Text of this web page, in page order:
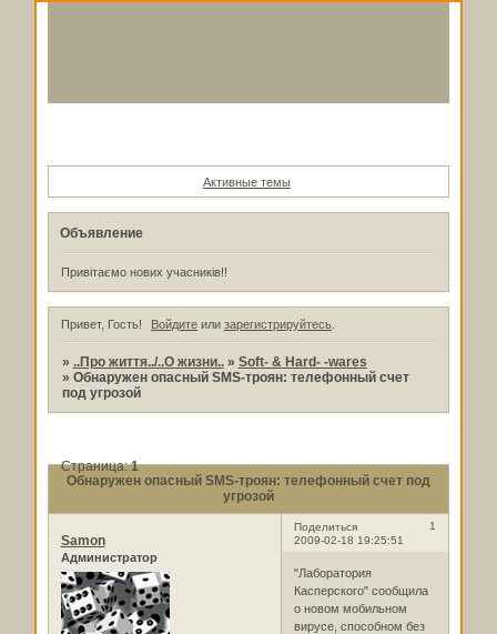
Активные темы
Объявление
Привітаємо нових учасників!!
Привет, Гость! Войдите илизарегистрируйтесь
» ..Про життя../..О жизни.. » Soft- & Hard- -wares
» Обнаружен опасный SMS-троян: телефонный счет
под угрозой
Обнаружен опасный SMS-троян: телефонный счет под
угрозой
Страница:1
Поделиться
1
2009-02-18 19:25:51
Samon
Администратор
"Лаборатория
Касперского" сообщила
о новом мобильном
вирусе, способном без